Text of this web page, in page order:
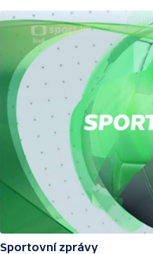
Sportovní zprávy